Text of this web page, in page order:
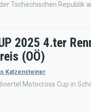
Tschechischen Republik
2025 4.ter
(OÖ)
Katzensteiner
Motocross Cup in